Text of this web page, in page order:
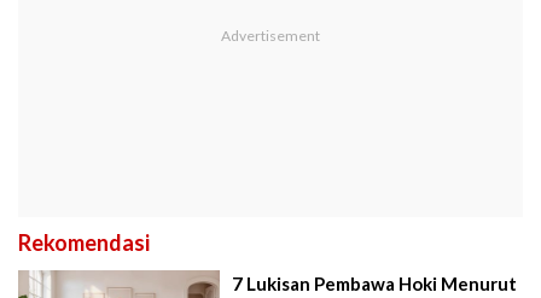
Rekomendasi
7 Lukisan Pembawa Hoki Menurut